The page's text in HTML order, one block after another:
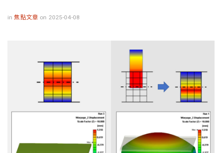
in焦點文章 on 2025-04-08